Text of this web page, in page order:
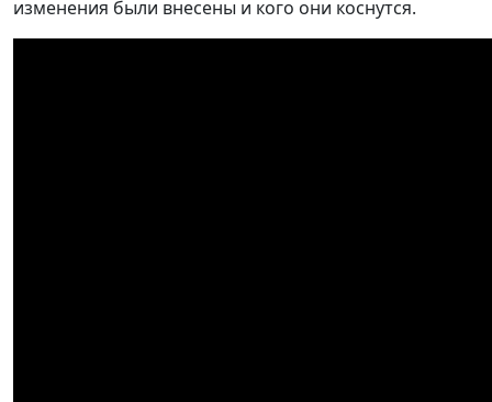
изменения были внесены и кого они коснутся.